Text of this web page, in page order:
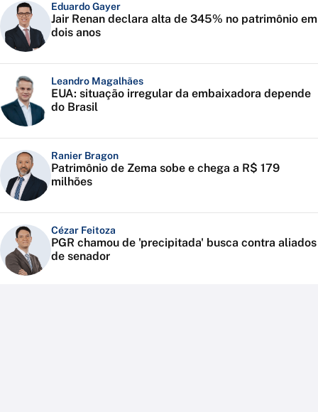
Eduardo Gayer
Jair Renan declara alta de 345% no patrimônio em
dois anos
Leandro Magalhães
EUA: situação irregular da embaixadora depende
do Brasil
Ranier Bragon
Patrimônio de Zema sobe e chega a R$ 179
milhões
Cézar Feitoza
PGR chamou de 'precipitada' busca contra aliados
de senador